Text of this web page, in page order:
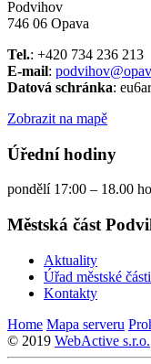
Podvihov
746 06 Opava
Tel.: +420 734 236 213
E-mail:
Datová schránka:
Zobrazit na mapě
Úřední hodiny
pondělí 17:00 – 18.00
Městská část
Aktuality
Úřad městské části
Kontakty
Home Mapa serveru
© 2019 WebActive s.r.o.